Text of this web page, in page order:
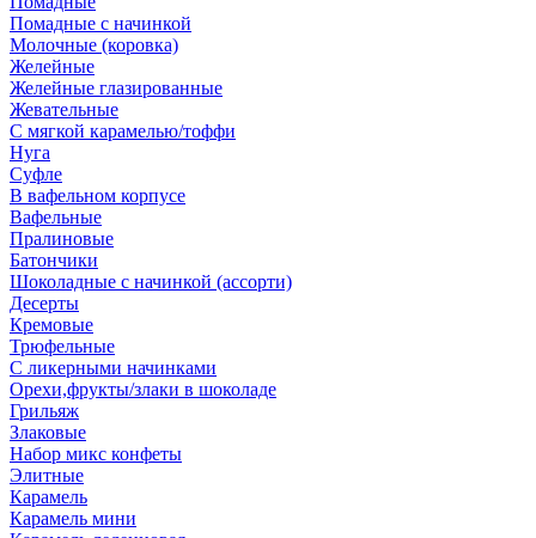
Помадные с начинкой
Молочные (коровка)
Желейные
Желейные глазированные
Жевательные
С мягкой карамелью/тоффи
Нуга
Суфле
В вафельном корпусе
Вафельные
Пралиновые
Батончики
Шоколадные с начинкой (ассорти)
Десерты
Кремовые
Трюфельные
С ликерными начинками
Орехи,фрукты/злаки в шоколаде
Грильяж
Злаковые
Набор микс конфеты
Элитные
Карамель
Карамель мини